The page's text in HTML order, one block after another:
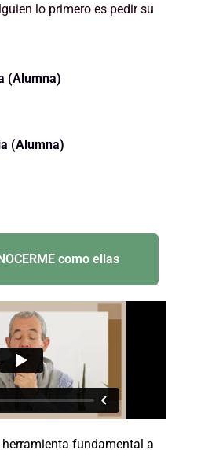
lo primero es pedir su
(Alumna)
(Alumna)
como ellas
fundamental a